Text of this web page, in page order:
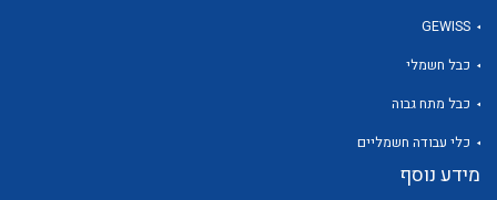
GEWISS
כבל חשמלי
כבל מתח גבוה
כלי עבודה חשמליים
מידע נוסף